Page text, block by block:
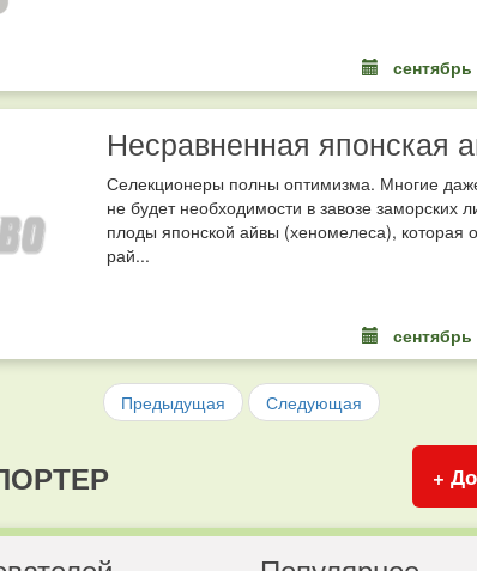
сентябрь
Несравненная японская
Селекционеры полны оптимизма. Многие
не будет необходимости в завозе заморских
плоды японской айвы (хеномелеса), которая
рай...
сентябрь
Предыдущая Следующая
+